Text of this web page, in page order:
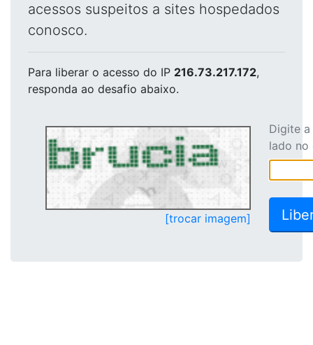
acessos suspeitos a sites hospedados
conosco.
Para liberar o acesso do IP 216.73.217.172,
responda ao desafio abaixo.
[trocar imagem]
Digite
lado no